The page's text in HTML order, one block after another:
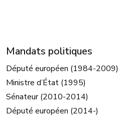
Mandats politiques
Député européen (1984-2009)
Ministre d’État (1995)
Sénateur (2010-2014)
Député européen (2014-)